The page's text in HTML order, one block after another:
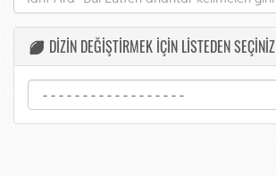
DİZİN DEĞİŞTİRMEK İÇİN LİSTEDEN SEÇİNİZ